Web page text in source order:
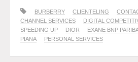
BURBERRY CLIENTELING
CHANNEL SERVICES
DIGITAL
SPEEDING UP
DIOR EXANE BNP
PIANA
PERSONAL SERVICES